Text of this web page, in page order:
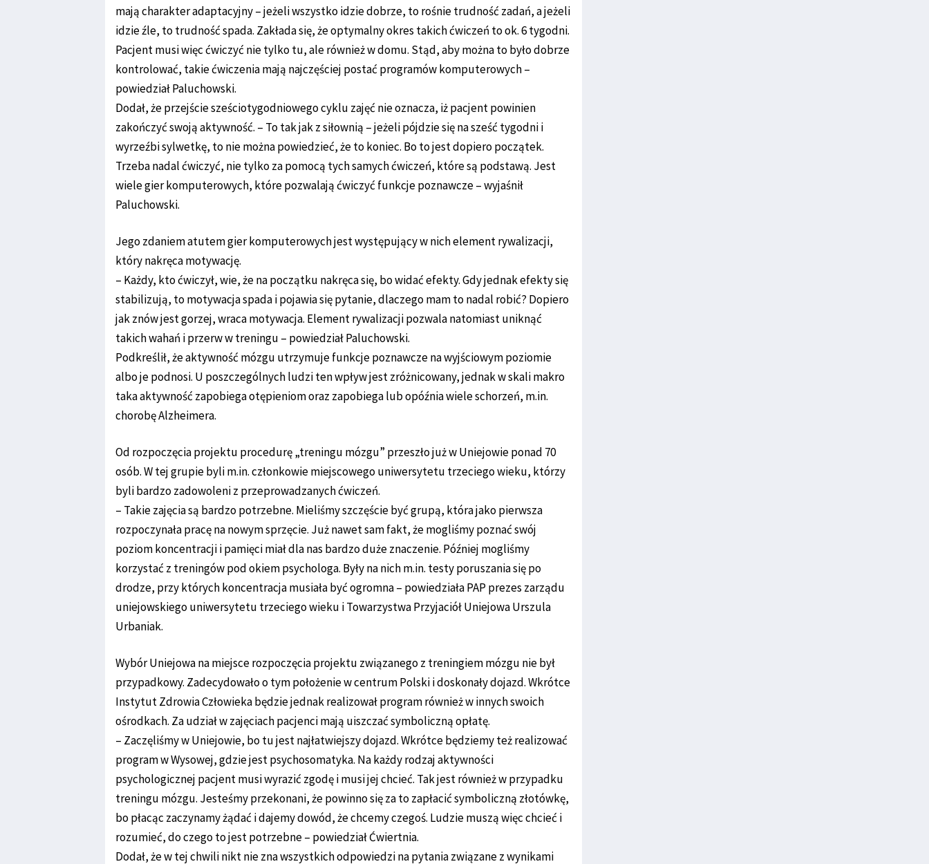
mają charakter adaptacyjny – jeżeli wszystko idzie dobrze, to rośnie trudność zadań, a jeżeli
idzie źle, to trudność spada. Zakłada się, że optymalny okres takich ćwiczeń to ok. 6 tygodni.
Pacjent musi więc ćwiczyć nie tylko tu, ale również w domu. Stąd, aby można to było dobrze
kontrolować, takie ćwiczenia mają najczęściej postać programów komputerowych –
powiedział Paluchowski.
Dodał, że przejście sześciotygodniowego cyklu zajęć nie oznacza, iż pacjent powinien
zakończyć swoją aktywność. – To tak jak z siłownią – jeżeli pójdzie się na sześć tygodni i
wyrzeźbi sylwetkę, to nie można powiedzieć, że to koniec. Bo to jest dopiero początek.
Trzeba nadal ćwiczyć, nie tylko za pomocą tych samych ćwiczeń, które są podstawą. Jest
wiele gier komputerowych, które pozwalają ćwiczyć funkcje poznawcze – wyjaśnił
Paluchowski.
Jego zdaniem atutem gier komputerowych jest występujący w nich element rywalizacji,
który nakręca motywację.
– Każdy, kto ćwiczył, wie, że na początku nakręca się, bo widać efekty. Gdy jednak efekty się
stabilizują, to motywacja spada i pojawia się pytanie, dlaczego mam to nadal robić? Dopiero
jak znów jest gorzej, wraca motywacja. Element rywalizacji pozwala natomiast uniknąć
takich wahań i przerw w treningu – powiedział Paluchowski.
Podkreślił, że aktywność mózgu utrzymuje funkcje poznawcze na wyjściowym poziomie
albo je podnosi. U poszczególnych ludzi ten wpływ jest zróżnicowany, jednak w skali makro
taka aktywność zapobiega otępieniom oraz zapobiega lub opóźnia wiele schorzeń, m.in.
chorobę Alzheimera.
Od rozpoczęcia projektu procedurę „treningu mózgu” przeszło już w Uniejowie ponad 70
osób. W tej grupie byli m.in. członkowie miejscowego uniwersytetu trzeciego wieku, którzy
byli bardzo zadowoleni z przeprowadzanych ćwiczeń.
– Takie zajęcia są bardzo potrzebne. Mieliśmy szczęście być grupą, która jako pierwsza
rozpoczynała pracę na nowym sprzęcie. Już nawet sam fakt, że mogliśmy poznać swój
poziom koncentracji i pamięci miał dla nas bardzo duże znaczenie. Później mogliśmy
korzystać z treningów pod okiem psychologa. Były na nich m.in. testy poruszania się po
drodze, przy których koncentracja musiała być ogromna – powiedziała PAP prezes zarządu
uniejowskiego uniwersytetu trzeciego wieku i Towarzystwa Przyjaciół Uniejowa Urszula
Urbaniak.
Wybór Uniejowa na miejsce rozpoczęcia projektu związanego z treningiem mózgu nie był
przypadkowy. Zadecydowało o tym położenie w centrum Polski i doskonały dojazd. Wkrótce
Instytut Zdrowia Człowieka będzie jednak realizował program również w innych swoich
ośrodkach. Za udział w zajęciach pacjenci mają uiszczać symboliczną opłatę.
– Zaczęliśmy w Uniejowie, bo tu jest najłatwiejszy dojazd. Wkrótce będziemy też realizować
program w Wysowej, gdzie jest psychosomatyka. Na każdy rodzaj aktywności
psychologicznej pacjent musi wyrazić zgodę i musi jej chcieć. Tak jest również w przypadku
treningu mózgu. Jesteśmy przekonani, że powinno się za to zapłacić symboliczną złotówkę,
bo płacąc zaczynamy żądać i dajemy dowód, że chcemy czegoś. Ludzie muszą więc chcieć i
rozumieć, do czego to jest potrzebne – powiedział Ćwiertnia.
Dodał, że w tej chwili nikt nie zna wszystkich odpowiedzi na pytania związane z wynikami